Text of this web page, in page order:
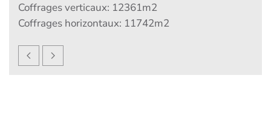
Surface brut:13500 m2
Gaines 25000 ml